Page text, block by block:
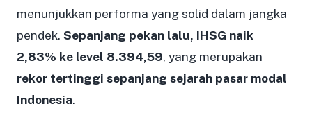
menunjukkan performa yang solid dalam jangka
pendek. Sepanjang pekan lalu, IHSG naik
2,83% ke level 8.394,59, yang merupakan
rekor tertinggi sepanjang sejarah pasar modal
Indonesia.